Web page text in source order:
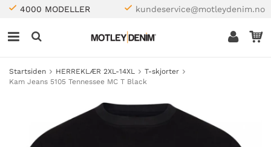
4000 MODELLER kundeservice@motleydenim.no
Startsiden HERREKLÆR 2XL-14XL
T-skjorter
Kam Jeans 5105 Tennessee MC T Black